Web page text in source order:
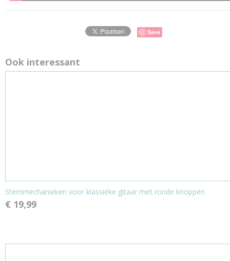
Save
Ook interessant
Stemmechanieken voor klassieke gitaar met ronde knoppen
€ 19,99